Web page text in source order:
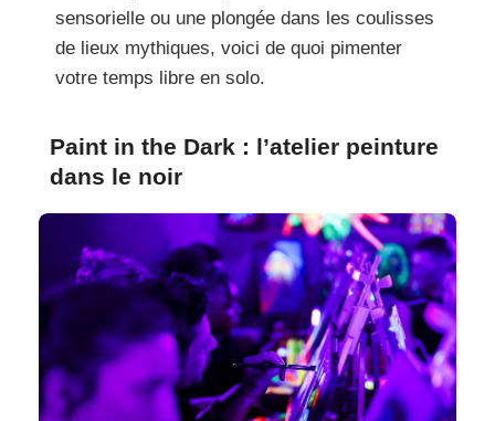
sensorielle ou une plongée dans les coulisses
de lieux mythiques, voici de quoi pimenter
votre temps libre en solo.
Paint in the Dark : l’atelier peinture
dans le noir